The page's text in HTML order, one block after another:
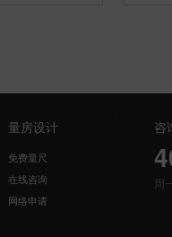
量房设计
免费量尺
在线咨询
网络申请
咨
周